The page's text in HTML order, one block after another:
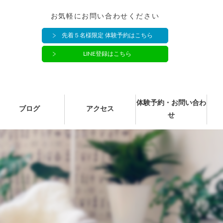
お気軽にお問い合わせください
先着５名様限定 体験予約はこちら
LINE登録はこちら
ブログ アクセス
体験予約・お問い合わ
せ